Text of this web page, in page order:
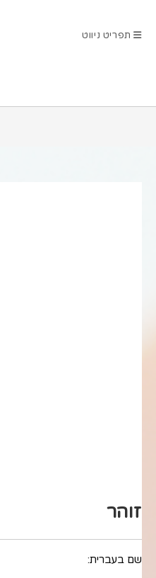
תפריט ניווט
זוהר
שם בעברית: